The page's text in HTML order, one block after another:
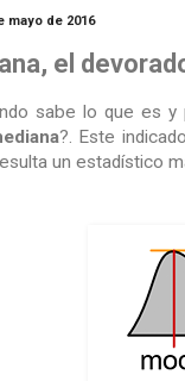
mayo de 2016
el
sabe lo que es y
?. Este
un estadístico